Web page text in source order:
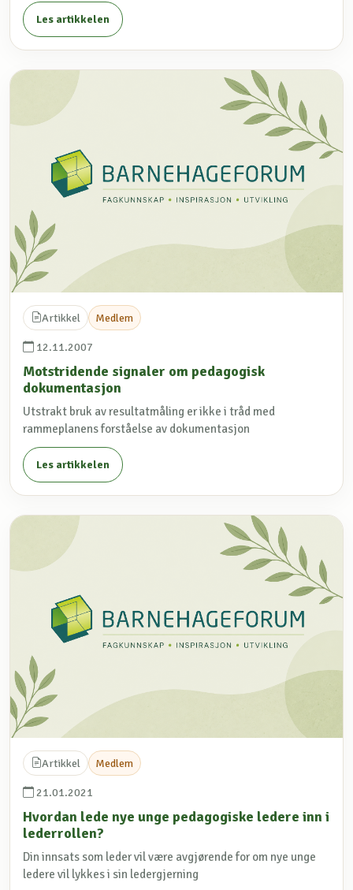
Les artikkelen
Artikkel Medlem
12.11.2007
Motstridende signaler om pedagogisk
dokumentasjon
Utstrakt bruk av resultatmåling er ikke i tråd med
rammeplanens forståelse av dokumentasjon
Les artikkelen
Artikkel Medlem
21.01.2021
Hvordan lede nye unge pedagogiske ledere inn i
lederrollen?
Din innsats som leder vil være avgjørende for om nye unge
ledere vil lykkes i sin ledergjerning